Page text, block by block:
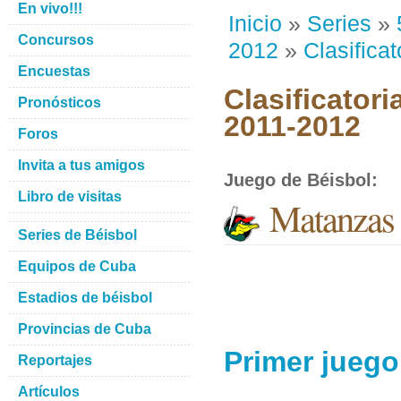
Inicio » Series »
2012 »
2011-2012
Juego de Béisbol :
Primer
En vivo!!!
Concursos
Encuestas
Pronósticos
Foros
Invita a tus amigos
Libro de visitas
Series de Béisbol
Equipos de Cuba
Estadios de béisbol
Provincias de Cuba
Reportajes
Artículos